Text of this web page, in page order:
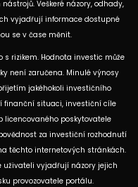
Veškeré názory, odhady,
vyjadřují informace dostupné
se v čase měnit.
rizikem. Hodnota investic může
není zaručena. Minulé výnosy
jakéhokoli investičního
finanční situaci, investiční cíle
licencovaného poskytovatele
za investiční rozhodnutí
těchto internetových stránkách.
uživateli vyjadřují názory jejich
provozovatele portálu.